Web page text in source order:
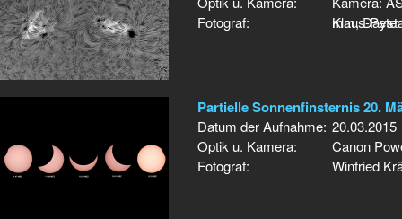
mm,
Fotograf: Klaus-
Partielle Sonnenfinsternis 20.
Datum der Aufnahme: 20.03.2015
Optik u. Kamera:
Canon
Fotograf:
Winfried